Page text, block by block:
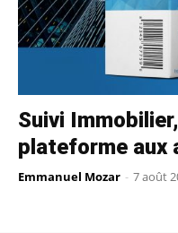
Suivi
plateforme aux
Emmanuel Mozar - 7 août